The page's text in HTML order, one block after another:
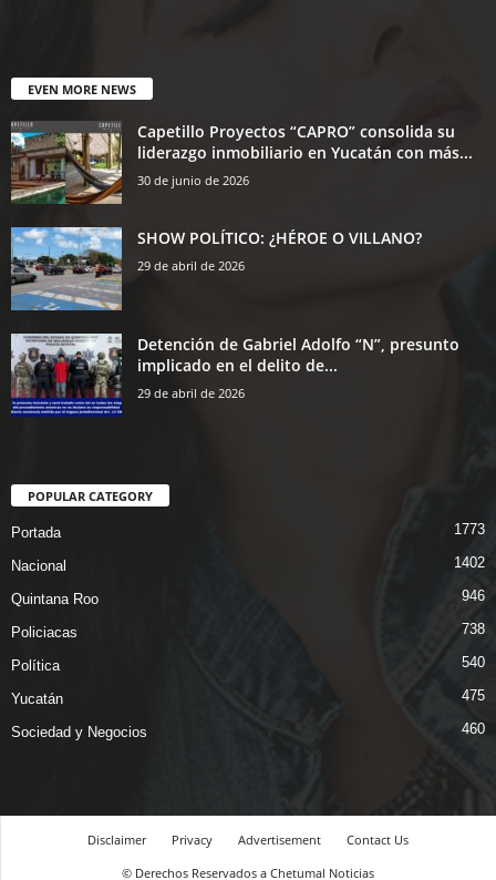
EVEN MORE NEWS
Capetillo Proyectos “CAPRO” consolida su
liderazgo inmobiliario en Yucatán con más...
30 de junio de 2026
SHOW POLÍTICO: ¿HÉROE O VILLANO?
29 de abril de 2026
Detención de Gabriel Adolfo “N”, presunto
implicado en el delito de...
29 de abril de 2026
POPULAR CATEGORY
Portada 1773
Nacional 1402
Quintana Roo 946
Policiacas 738
Política 540
Yucatán 475
Sociedad y Negocios 460
Disclaimer Privacy Advertisement
Contact Us
© Derechos Reservados a Chetumal Noticias